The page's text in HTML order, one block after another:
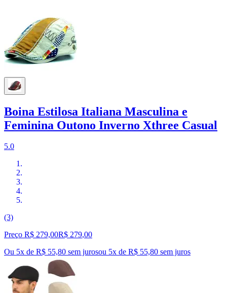
Boina Estilosa Italiana Masculina e
Feminina Outono Inverno Xthree Casual
5.0
(3)
Preço R$ 279,00R$ 279,00
Ou 5x de R$ 55,80 sem jurosou 5x de R$ 55,80 sem juros